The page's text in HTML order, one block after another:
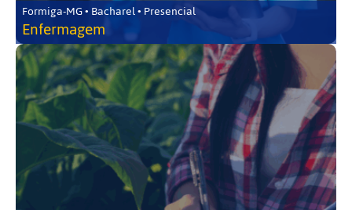
Formiga-MG • Bacharel • Presencial
Enfermagem